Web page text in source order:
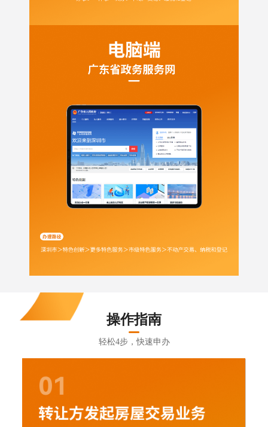
操作指南
轻松4步，快速申办